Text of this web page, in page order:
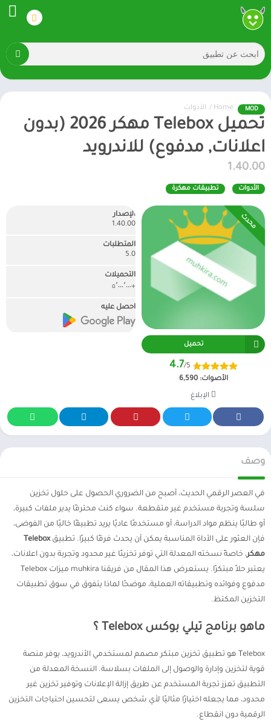
MOD
Home
/ الأدوات
تحميل Telebox مهكر 2026 (بدون
اعلانات, مدفوع) للاندرويد
1.40.00
الأدوات تطبيقات مهكرة
محدث
تحميل
4.7/5
الأصوات:6,590
الإبلاغ
الإصدار
1.40.00
المتطلبات
5.0
التحميلات
+٥٬٠٠٠٬٠٠٠
احصل عليه
وصف
في العصر الرقمي الحديث، أصبح من الضروري الحصول على حلول تخزين
سلسة وتجربة مستخدم غير متقطعة. سواء كنت محترفًا يدير ملفات كبيرة،
أو طالبًا ينظم مواد الدراسة، أو مستخدمًا عاديًا يريد تطبيقًا خاليًا من الفوضى،
فإن العثور على الأداة المناسبة يمكن أن يحدث فرقًا كبيرًا. تطبيقTelebox
مهكر، خاصةً نسخته المعدلة التي توفر تخزينًا غير محدود وتجربة بدون اعلانات،
يعتبر حلاً مبتكرًا. يستعرض هذا المقال من فريقنا muhkira ميزات Telebox
مدفوع وفوائده وتطبيقاته العملية، موضحًا لماذا يتفوق في سوق تطبيقات
التخزين المكتظ.
ماهو برنامج تيلي بوكس Telebox ؟
Telebox هو تطبيق تخزين مبتكر مصمم لمستخدمي الأندرويد، يوفر منصة
قوية لتخزين وإدارة والوصول إلى الملفات بسلاسة. النسخة المعدلة من
التطبيق تعزز تجربة المستخدم عن طريق إزالة الإعلانات وتوفير تخزين غير
محدود، مما يجعله اختيارًا مثاليًا لأي شخص يسعى لتحسين احتياجات التخزين
الرقمية دون انقطاع.